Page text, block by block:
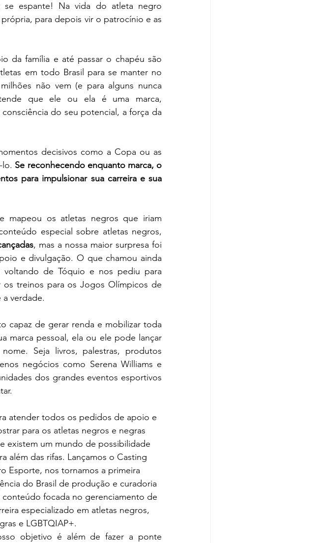
espante! Na vida do atleta negro
para depois vir o patrocínio e as
da família e até passar o chapéu são
em todo Brasil para se manter no
não vem (e para alguns nunca
que ele ou ela é uma marca,
do seu potencial, a força da
decisivos como a Copa ou as
lo. Se reconhecendo enquanto marca, o
para impulsionar sua carreira e sua
mapeou os atletas negros que iriam
especial sobre atletas negros,
, mas a nossa maior surpresa foi
e divulgação. O que chamou ainda
voltando de Tóquio e nos pediu para
os treinos para os Jogos Olímpicos de
a verdade.
capaz de gerar renda e mobilizar toda
marca pessoal, ela ou ele pode lançar
Seja livros, palestras, produtos
negócios como Serena Williams e
dos grandes eventos esportivos
atender todos os pedidos de apoio e
para os atletas negros e negras
existem um mundo de possibilidade
além das rifas. Lançamos o Casting
Esporte, nos tornamos a primeira
do Brasil de produção e curadoria
conteúdo focada no gerenciamento de
especializado em atletas negros,
e LGBTQIAP+.
objetivo é além de fazer a ponte